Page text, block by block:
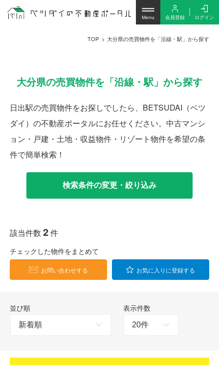
Menu 会員登録 ログイン
TOP 大分県の売買物件を「沿線・駅」から探す
大分県の売買物件を「沿線・駅」から探す
日出駅の売買物件をお探しでしたら、BETSUDAI（ベツ
ダイ）の不動産ポータルにお任せください。中古マンシ
ョン・戸建・土地・収益物件・リゾート物件を希望の条
件で簡単検索！
検索条件の変更・絞り込み
該当件数 2件
チェックした物件をまとめて
お問い合わせする お気に入りに登録する
並び順 表示件数